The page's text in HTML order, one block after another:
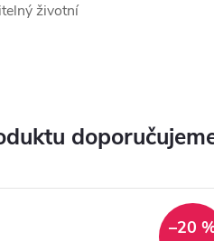
životní
–20